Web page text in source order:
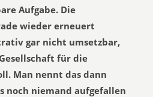
Aufgabe. Die
wieder erneuert
gar nicht umsetzbar,
für die
Man nennt das dann
noch niemand aufgefallen